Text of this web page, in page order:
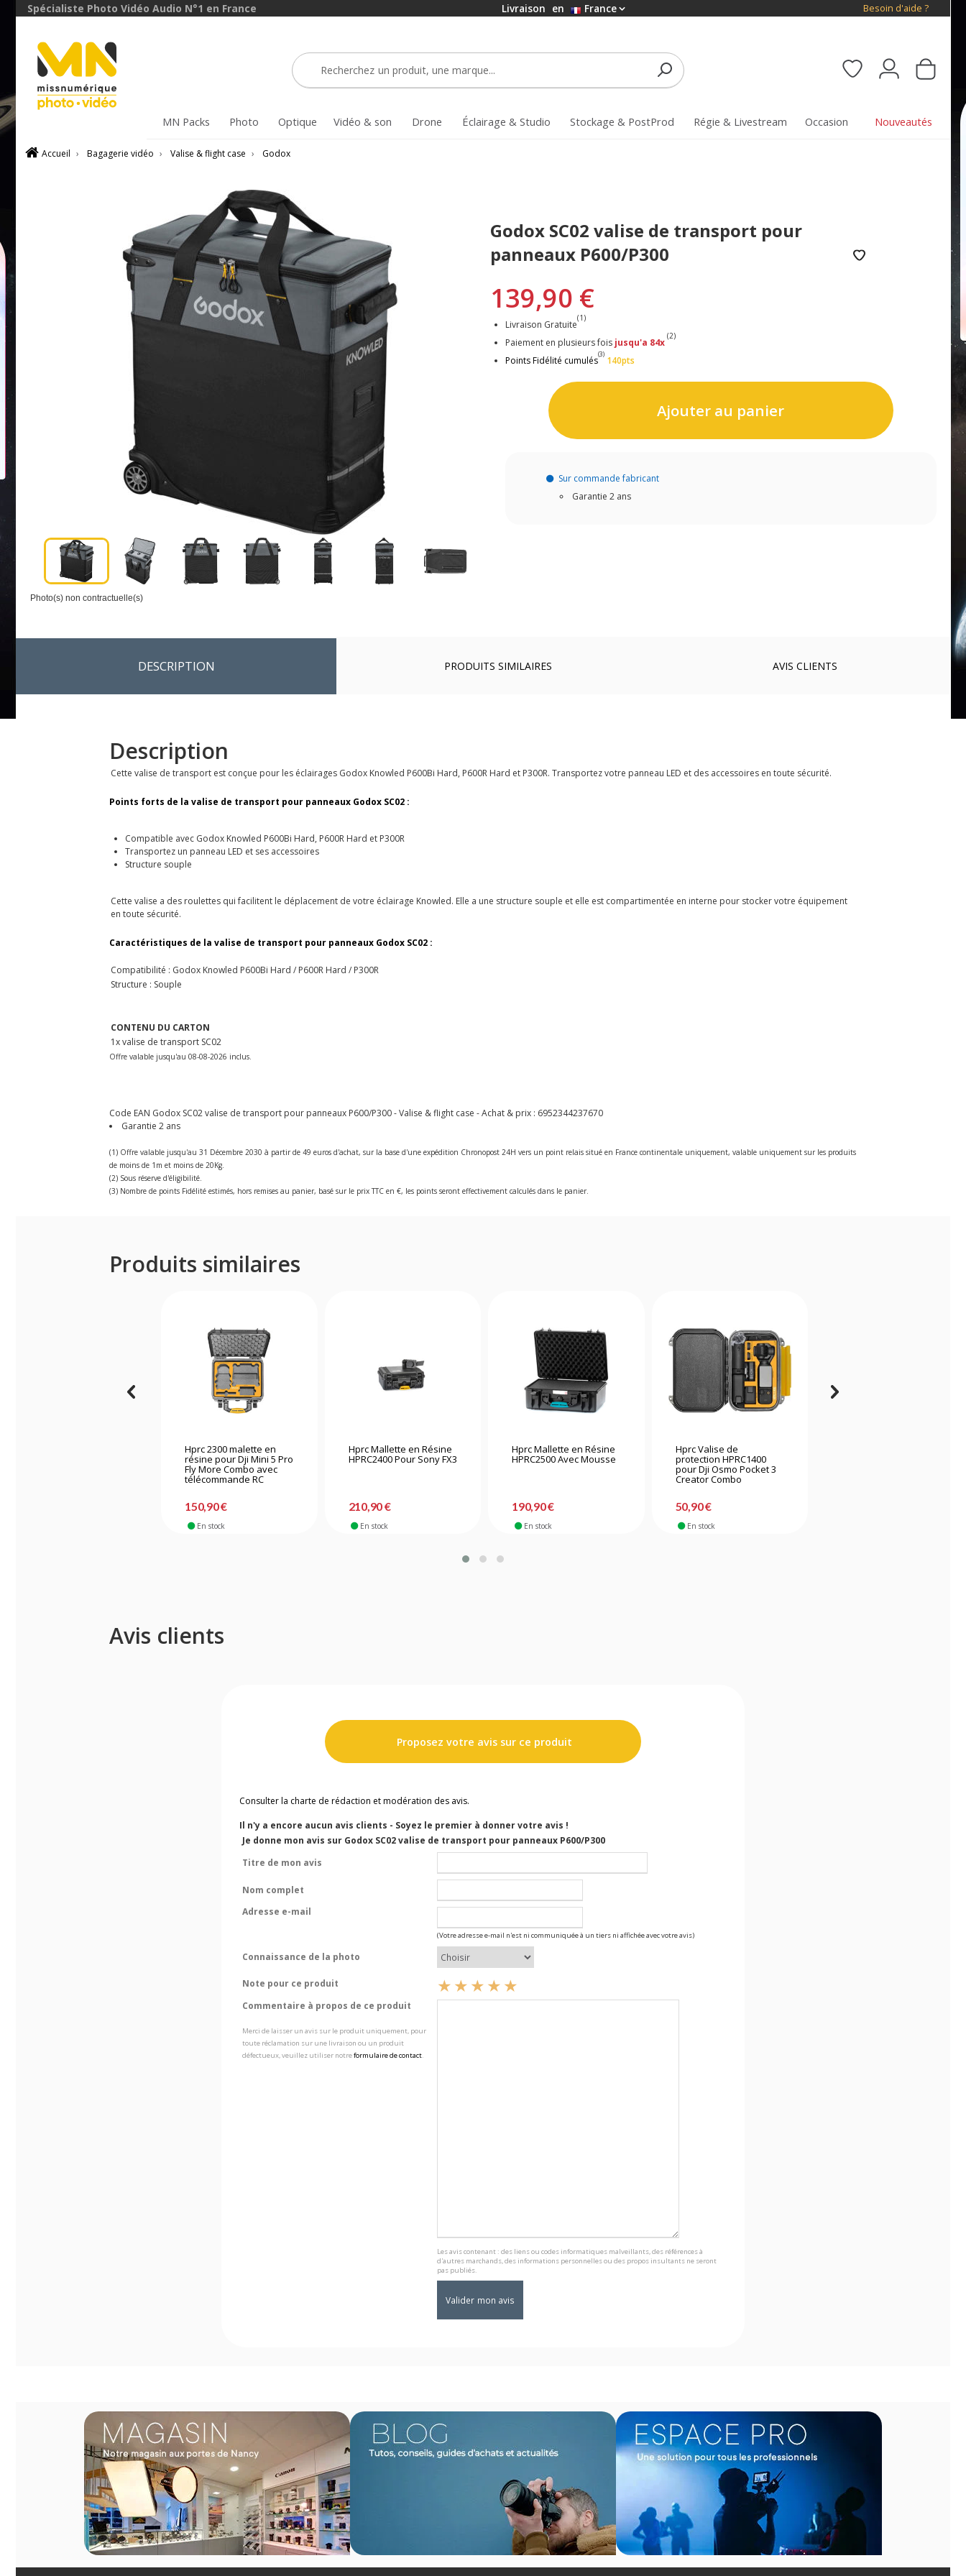
Spécialiste Photo Vidéo Audio N°1 en France Livraison en France Besoin d'aide ?
MN Packs Photo Optique Vidéo & son Drone Éclairage & Studio Stockage & PostProd Régie & Livestream Occasion Nouveautés
Accueil › Bagagerie vidéo › Valise & flight case › Godox
Photo(s) non contractuelle(s)
Godox SC02 valise de transport pour
panneaux P600/P300
139,90 €
Livraison Gratuite
(1)
Paiement en plusieurs fois jusqu'a 84x
(2)
Points Fidélité cumulés
(3)
140pts
Ajouter au panier
Sur commande fabricant
Garantie 2 ans
DESCRIPTION PRODUITS SIMILAIRES AVIS CLIENTS
Description
Cette valise de transport est conçue pour les éclairages Godox Knowled P600Bi Hard, P600R Hard et P300R. Transportez votre panneau LED et des accessoires en toute sécurité.
Points forts de la valise de transport pour panneaux Godox SC02 :
Compatible avec Godox Knowled P600Bi Hard, P600R Hard et P300R
Transportez un panneau LED et ses accessoires
Structure souple
Cette valise a des roulettes qui facilitent le déplacement de votre éclairage Knowled. Elle a une structure souple et elle est compartimentée en interne pour stocker votre équipement
en toute sécurité.
Caractéristiques de la valise de transport pour panneaux Godox SC02 :
Compatibilité : Godox Knowled P600Bi Hard / P600R Hard / P300R
Structure : Souple
CONTENU DU CARTON
1x valise de transport SC02
Offre valable jusqu'au 08-08-2026 inclus.
Code EAN Godox SC02 valise de transport pour panneaux P600/P300 - Valise & flight case - Achat & prix : 6952344237670
Garantie 2 ans
(1) Offre valable jusqu'au 31 Décembre 2030 à partir de 49 euros d'achat, sur la base d'une expédition Chronopost 24H vers un point relais situé en France continentale uniquement, valable uniquement sur les produits
de moins de 1m et moins de 20Kg.
(2) Sous réserve d'éligibilité.
(3) Nombre de points Fidélité estimés, hors remises au panier, basé sur le prix TTC en €, les points seront effectivement calculés dans le panier.
Produits similaires
Hprc 2300 malette en
résine pour Dji Mini 5 Pro
Fly More Combo avec
télécommande RC
150,90 €
En stock
Hprc Mallette en Résine
HPRC2400 Pour Sony FX3
210,90 €
En stock
Hprc Mallette en Résine
HPRC2500 Avec Mousse
190,90 €
En stock
Hprc Valise de
protection HPRC1400
pour Dji Osmo Pocket 3
Creator Combo
50,90 €
En stock
Avis clients
Proposez votre avis sur ce produit
Consulter la charte de rédaction et modération des avis.
Il n'y a encore aucun avis clients - Soyez le premier à donner votre avis !
Je donne mon avis sur Godox SC02 valise de transport pour panneaux P600/P300
Titre de mon avis
Nom complet
Adresse e-mail
(Votre adresse e-mail n'est ni communiquée à un tiers ni affichée avec votre avis)
Connaissance de la photo
Note pour ce produit
Commentaire à propos de ce produit
Merci de laisser un avis sur le produit uniquement, pour
toute réclamation sur une livraison ou un produit
défectueux, veuillez utiliser notreformulaire de contact.
Les avis contenant : des liens ou codes informatiques malveillants, des références à
d'autres marchands, des informations personnelles ou des propos insultants ne seront
pas publiés.